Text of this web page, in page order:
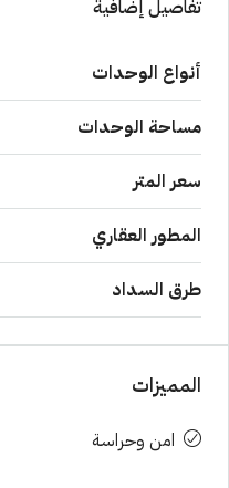
تفاصيل إضافية
أنواع الوحدات
مساحة الوحدات
سعر المتر
المطور العقاري
طرق السداد
المميزات
امن وحراسة